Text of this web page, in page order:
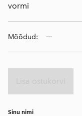
vormi
Mõõdud:
Sinu nimi